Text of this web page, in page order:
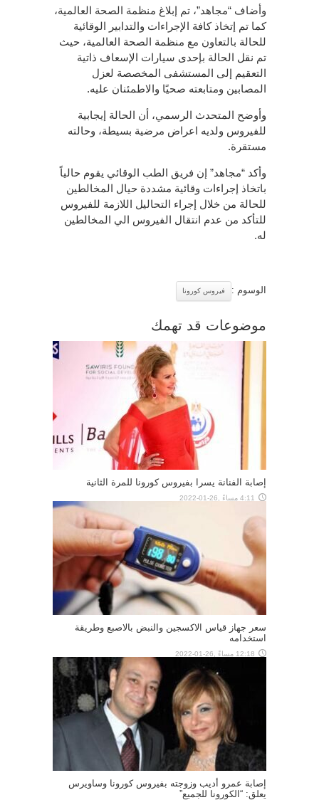
وأضاف “مجاهد”، تم إبلاغ منظمة الصحة العالمية،
كما تم إتخاذ كافة الإجراءات والتدابير الوقائية
للحالة بالتعاون مع منظمة الصحة العالمية، حيث
تم نقل الحالة بإحدى سيارات الإسعاف ذاتية
التعقيم إلى المستشفى المخصصة لعزل
المصابين ومتابعته صحيًا والاطمئنان عليه.
وأوضح المتحدث الرسمي، أن الحالة إيجابية
للفيروس ولديه اعراض مرضية بسيطة، وحالته
مستقرة.
وأكد “مجاهد” إن فريق الطب الوقائي يقوم حالياً
باتخاذ إجراءات وقائية مشددة حيال المخالطين
للحالة من خلال إجراء التحاليل اللازمة للفيروس
للتأكد من عدم انتقال الفيروس الي المخالطين
له.
الوسوم : فيروس كورونا
موضوعات قد تهمك
إصابة الفنانة يسرا بفيروس كورونا للمرة الثانية
4:11 مساءً ,26-01-2022
سعر جهاز قياس الاكسجين والنبض بالاصبع وطريقة
استخدامه
12:18 مساءً ,26-01-2022
إصابة عمرو أديب وزوجته بفيروس كورونا وساويرس
يعلق: “الكورونا للجميع”